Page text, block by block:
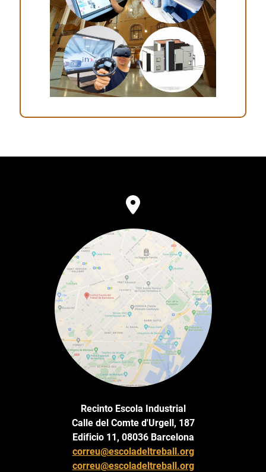
Recinto Escola Industrial
Calle del Comte d'Urgell, 187
Edificio 11, 08036 Barcelona
correu@escoladeltreball.org
correu@escoladeltreball.org